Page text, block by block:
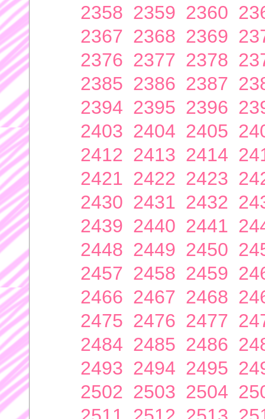
2358 2359 2360
2367 2368 2369
2376 2377 2378
2385 2386 2387
2394 2395 2396
2403 2404 2405
2412 2413 2414
2421 2422 2423
2430 2431 2432
2439 2440 2441
2448 2449 2450
2457 2458 2459
2466 2467 2468
2475 2476 2477
2484 2485 2486
2493 2494 2495
2502 2503 2504